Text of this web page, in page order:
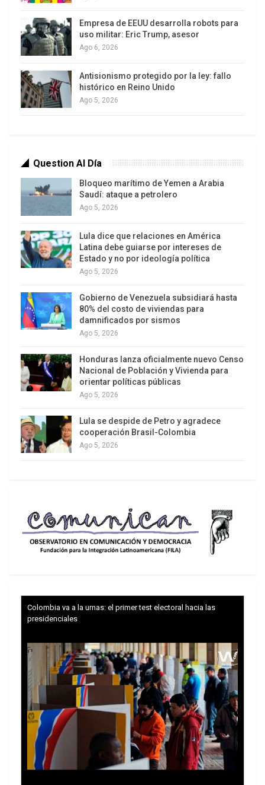
de propia factura.
La condición centenaria de país productor
está llegando a su fase terminal debido a una
tendencia manifiesta desde hace cinco décadas:
El no haber prestado atención a las múltiples
advertencias sobre la necesidad de dar pasos
ciertos hacia la construcción de una economía no
rentista, es uno de los factores de la catastrófica
realidad actual.
Hoy, sin embargo, continúan planteándose
escenarios de “rescate” de nuestra industria con
propuestas de intensificación y ampliación del
camino extractivista y una visión rentista ya
lastimeramente andado, agravadas por una
manifiesta voluntad de abandono de posiciones
espacio geográfico.
Alternativa del cambio posrentista
El plan de recuperación de la industria petrolera
dentro del proceso de transición del modelo
rentístico extractivista petrodependiente, hacia la
construcción de un nuevo modelo productivo que
de la matriz energética global.
En el contexto de la transición de la matriz
global, asumir una estrategia de conversión
de PDVSA en una empresa productora de
energía eléctrica de fuentes renovables
aprovechando las potencialidades que tiene
el país y de derivados no energéticos de los
hidrocarburos, al tiempo que se vaya
retirando en el largo plazo del negocio de la
producción y distribución de los
Empresa de EEUU desarrolla robots para
uso militar: Eric Trump, asesor
Ago 6, 2026
Antisionismo protegido por la ley: fallo
histórico en Reino Unido
Ago 5, 2026
Question Al Día
Bloqueo marítimo de Yemen a Arabia
Saudí: ataque a petrolero
Ago 5, 2026
Lula dice que relaciones en América
Latina debe guiarse por intereses de
Estado y no por ideología política
Ago 5, 2026
Gobierno de Venezuela subsidiará hasta
80% del costo de viviendas para
damnificados por sismos
Ago 5, 2026
Honduras lanza oficialmente nuevo Censo
Nacional de Población y Vivienda para
orientar políticas públicas
Ago 5, 2026
Lula se despide de Petro y agradece
cooperación Brasil-Colombia
Ago 5, 2026
Colombia va a la urnas: el primer test electoral hacia las
presidenciales